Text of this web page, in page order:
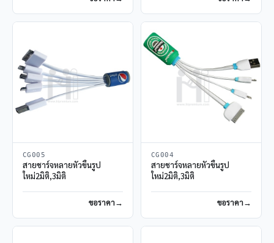
CG005
สายชาร์จหลายหัวขึ้นรูป
ใหม่2มิติ,3มิติ
ขอราคา
CG004
สายชาร์จหลายหัวขึ้นรูป
ใหม่2มิติ,3มิติ
ขอราคา